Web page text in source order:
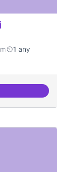
1 any
definides i